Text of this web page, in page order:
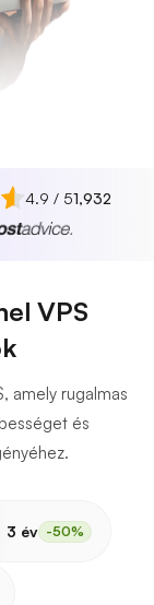
4.9 / 51,932
VPS
amely rugalmas
és
3 év -50%